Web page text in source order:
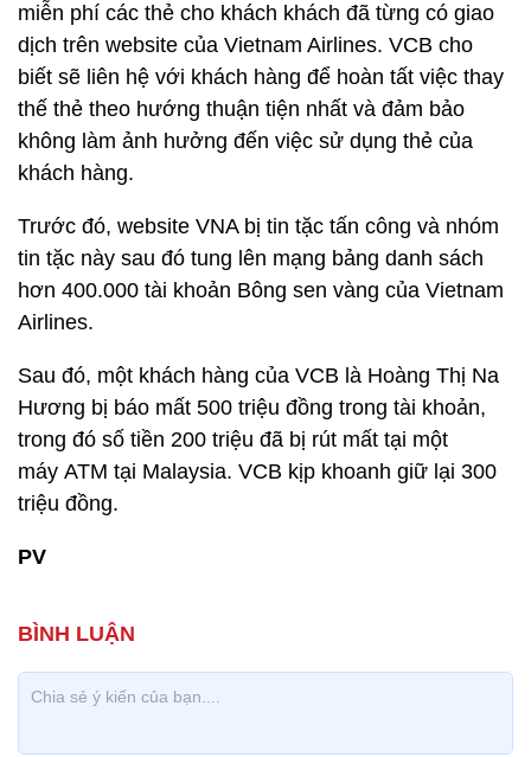
miễn phí các thẻ cho khách khách đã từng có giao
dịch trên website của Vietnam Airlines. VCB cho
biết sẽ liên hệ với khách hàng để hoàn tất việc thay
thế thẻ theo hướng thuận tiện nhất và đảm bảo
không làm ảnh hưởng đến việc sử dụng thẻ của
khách hàng.
Trước đó, website VNA bị tin tặc tấn công và nhóm
tin tặc này sau đó tung lên mạng bảng danh sách
hơn 400.000 tài khoản Bông sen vàng của Vietnam
Airlines.
Sau đó, một khách hàng của VCB là Hoàng Thị Na
Hương bị báo mất 500 triệu đồng trong tài khoản,
trong đó số tiền 200 triệu đã bị rút mất tại một
máy ATM tại Malaysia. VCB kịp khoanh giữ lại 300
triệu đồng.
PV